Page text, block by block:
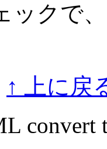
ックで
↑ 上に戻
convert